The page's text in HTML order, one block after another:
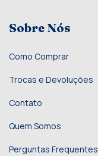
Sobre Nós
Como Comprar
Trocas e Devoluções
Contato
Quem Somos
Perguntas Frequentes